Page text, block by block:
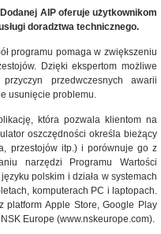
AIP oferuje użytkownikom
doradztwa technicznego.
programu pomaga w zwiększeniu
Dzięki ekspertom możliwe
przedwczesnych awarii
usunięcie problemu.
która pozwala klientom na
oszczędności określa bieżący
przestojów itp.) i porównuje go z
narzędzi Programu Wartości
polskim i działa w systemach
komputerach PC i laptopach.
platform Apple Store, Google Play
Europe (www.nskeurope.com).